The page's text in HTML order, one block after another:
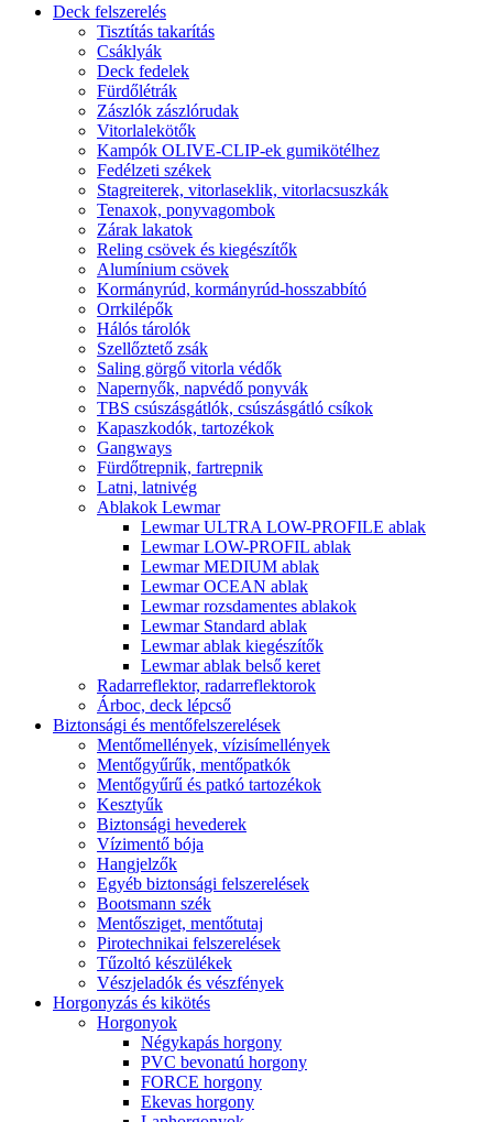
Deck felszerelés
Tisztítás takarítás
Csáklyák
Deck fedelek
Fürdőlétrák
Zászlók zászlórudak
Vitorlalekötők
Kampók OLIVE-CLIP-ek gumikötélhez
Fedélzeti székek
Stagreiterek, vitorlaseklik, vitorlacsuszkák
Tenaxok, ponyvagombok
Zárak lakatok
Reling csövek és kiegészítők
Alumínium csövek
Kormányrúd, kormányrúd-hosszabbító
Orrkilépők
Hálós tárolók
Szellőztető zsák
Saling görgő vitorla védők
Napernyők, napvédő ponyvák
TBS csúszásgátlók, csúszásgátló csíkok
Kapaszkodók, tartozékok
Gangways
Fürdőtrepnik, fartrepnik
Latni, latnivég
Ablakok Lewmar
Lewmar ULTRA LOW-PROFILE ablak
Lewmar LOW-PROFIL ablak
Lewmar MEDIUM ablak
Lewmar OCEAN ablak
Lewmar rozsdamentes ablakok
Lewmar Standard ablak
Lewmar ablak kiegészítők
Lewmar ablak belső keret
Radarreflektor, radarreflektorok
Árboc, deck lépcső
Biztonsági és mentőfelszerelések
Mentőmellények, vízisímellények
Mentőgyűrűk, mentőpatkók
Mentőgyűrű és patkó tartozékok
Kesztyűk
Biztonsági hevederek
Vízimentő bója
Hangjelzők
Egyéb biztonsági felszerelések
Bootsmann szék
Mentősziget, mentőtutaj
Pirotechnikai felszerelések
Tűzoltó készülékek
Vészjeladók és vészfények
Horgonyzás és kikötés
Horgonyok
Négykapás horgony
PVC bevonatú horgony
FORCE horgony
Ekevas horgony